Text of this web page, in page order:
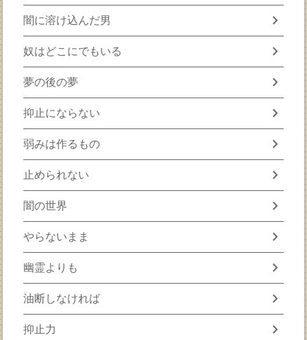
闇に溶け込んだ男 chevron_right
奴はどこにでもいる chevron_right
夢の後の夢 chevron_right
抑止にならない chevron_right
弱みは作るもの chevron_right
止められない chevron_right
闇の世界 chevron_right
やらないまま chevron_right
幽霊よりも chevron_right
油断しなければ chevron_right
抑止力 chevron_right